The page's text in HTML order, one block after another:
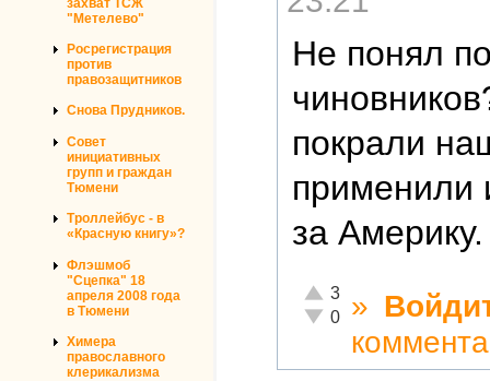
"Метелево"
Росрегистрация
против
правозащитников
Снова Прудников.
Совет
инициативных
групп и граждан
Тюмени
Троллейбус - в
«Красную книгу»?
Флэшмоб
"Сцепка" 18
апреля 2008 года
в Тюмени
Химера
православного
клерикализма
Не понял
покрали
применили
за Америку.
Отлично!
3
Неадекватно!
0 »